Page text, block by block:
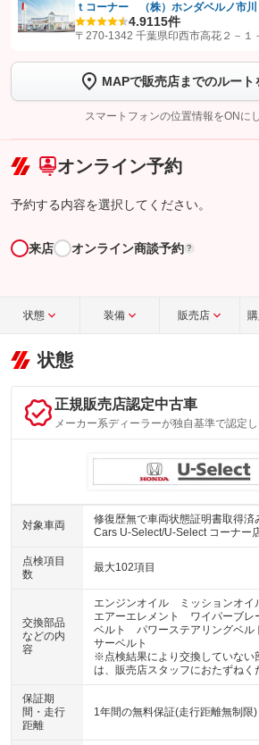
【STEP1】認証画面でグーネットを友だち追加し
します
【STEP2】 トーク画面で
完了してください。
こちら
ｔコーナー （株）ホンダベルノ市川
4.9115件
〒270-1342 千葉県印西市高花２－１
MAPで販売店までのルート
スマートフォンの位置情報をONに
オンライン予約
予約する内容を選択してください。
来店 オンライン商談予約 ?
状態 装備 販売店
状態
正規販売店認定中古車
メーカー系ディーラーが独自基準で認定
対象車両
修復歴無で車両状態証明書取得
Cars U-Select/U-Select コーナー
点検項目
数
最大102項目
交換部品
などの内
容
エンジンオイル ミッションオ
エアーエレメント ワイパーブ
ベルト パワーステアリングベ
サーベルト
※点検結果により交換していない
は、販売店スタッフにおたずねく
保証期
間・走行
距離
1年間の無料保証(走行距離無制限)